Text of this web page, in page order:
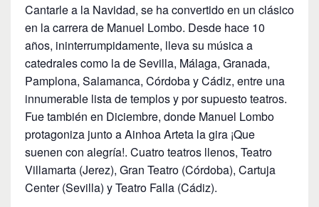
Cantarle a la Navidad, se ha convertido en un clásico
en la carrera de Manuel Lombo. Desde hace 10
años, ininterrumpidamente, lleva su música a
catedrales como la de Sevilla, Málaga, Granada,
Pamplona, Salamanca, Córdoba y Cádiz, entre una
innumerable lista de templos y por supuesto teatros.
Fue también en Diciembre, donde Manuel Lombo
protagoniza junto a Ainhoa Arteta la gira ¡Que
suenen con alegría!. Cuatro teatros llenos, Teatro
Villamarta (Jerez), Gran Teatro (Córdoba), Cartuja
Center (Sevilla) y Teatro Falla (Cádiz).